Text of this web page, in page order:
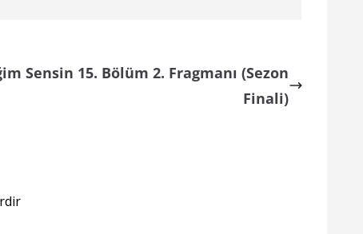
Sensin 15. Bölüm 2. Fragmanı (Sezon
Finali)